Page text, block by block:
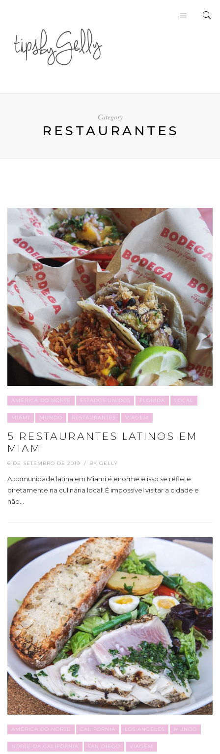
Category
RESTAURANTES
AMÉRICA DO NORTE ESTADOS UNIDOS FLORIDA LOCAL
MIAMI MUNDO RESTAURANTES VIAGEM
5 RESTAURANTES LATINOS EM
MIAMI
6 DE SETEMBRO DE 2019 BY GELLY
A comunidade latina em Miami é enorme e isso se reflete
diretamente na culinária local! É impossível visitar a cidade e
não…
AMÉRICA DO NORTE CALIFORNIA LOS ANGELES MUNDO
NORTE DA CALIFÓRNIA SAN DIEGO VIAGEM